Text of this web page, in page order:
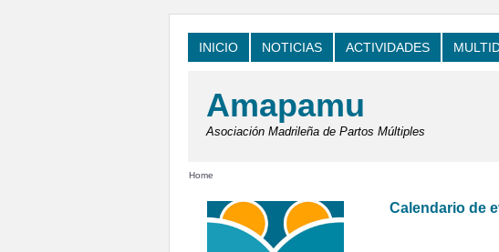
INICIO NOTICIAS ACTIVIDADES
Amapamu
Asociación Madrileña de Partos Múltiples
Home
Calendario de